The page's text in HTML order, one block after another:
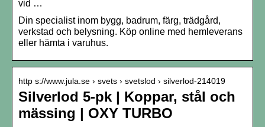
vid …
Din specialist inom bygg, badrum, färg, trädgård,
verkstad och belysning. Köp online med hemleverans
eller hämta i varuhus.
http s://www.jula.se › svets › svetslod › silverlod-214019
Silverlod 5-pk | Koppar, stål och
mässing | OXY TURBO